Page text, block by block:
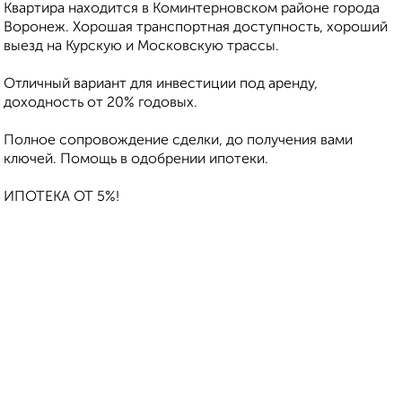
Квартира находится в Коминтерновском районе города
Воронеж. Хорошая транспортная доступность, хороший
выезд на Курскую и Московскую трассы.
Отличный вариант для инвестиции под аренду,
доходность от 20% годовых.
Полное сопровождение сделки, до получения вами
ключей. Помощь в одобрении ипотеки.
ИПОТЕКА ОТ 5%!